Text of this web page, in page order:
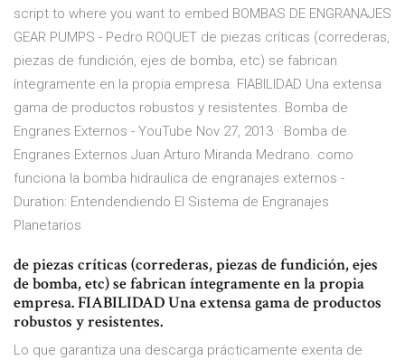
script to where you want to embed BOMBAS DE ENGRANAJES
GEAR PUMPS - Pedro ROQUET de piezas críticas (correderas,
piezas de fundición, ejes de bomba, etc) se fabrican
íntegramente en la propia empresa. FIABILIDAD Una extensa
gama de productos robustos y resistentes. Bomba de
Engranes Externos - YouTube Nov 27, 2013 · Bomba de
Engranes Externos Juan Arturo Miranda Medrano. como
funciona la bomba hidraulica de engranajes externos -
Duration: Entendendiendo El Sistema de Engranajes
Planetarios
de piezas críticas (correderas, piezas de fundición, ejes
de bomba, etc) se fabrican íntegramente en la propia
empresa. FIABILIDAD Una extensa gama de productos
robustos y resistentes.
Lo que garantiza una descarga prácticamente exenta de